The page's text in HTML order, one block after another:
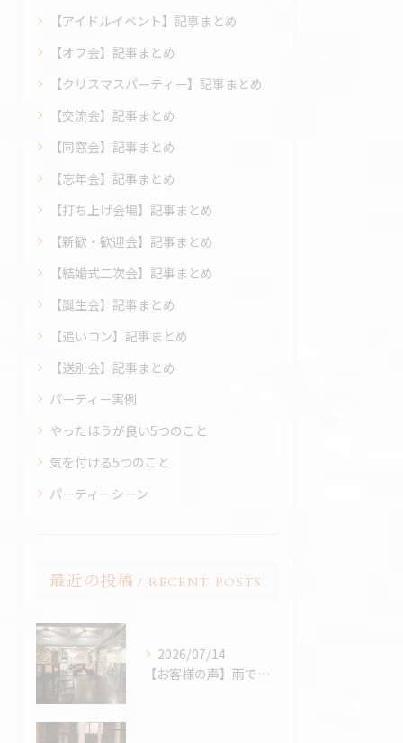
【アイドルイベント】記事まとめ
【オフ会】記事まとめ
【クリスマスパーティー】記事まとめ
【交流会】記事まとめ
【同窓会】記事まとめ
【忘年会】記事まとめ
【打ち上げ会場】記事まとめ
【新歓・歓迎会】記事まとめ
【結婚式二次会】記事まとめ
【誕生会】記事まとめ
【追いコン】記事まとめ
【送別会】記事まとめ
パーティー実例
やったほうが良い5つのこと
気を付ける5つのこと
パーティーシーン
最近の投稿 RECENT POSTS
2026/07/14
【お客様の声】雨でも最高のBBQに。「外より楽しかった！」と嬉しいお声をいただきました